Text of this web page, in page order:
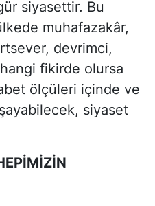
siyasettir. Bu
muhafazakâr,
devrimci,
fikirde olursa
ölçüleri içinde ve
siyaset